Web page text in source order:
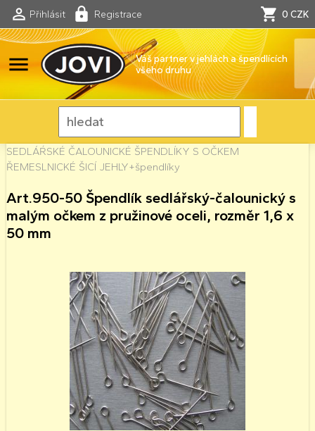
Přihlásit Registrace 0 CZK
menu
Váš partner v jehlách a špendlících
všeho druhu
SEDLÁŔSKÉ ČALOUNICKÉ ŠPENDLÍKY S OČKEM
ŘEMESLNICKÉ ŠICÍ JEHLY+špendlíky
Art.950-50 Špendlík sedlářský-čalounický s
malým očkem z pružinové oceli, rozměr 1,6 x
50 mm